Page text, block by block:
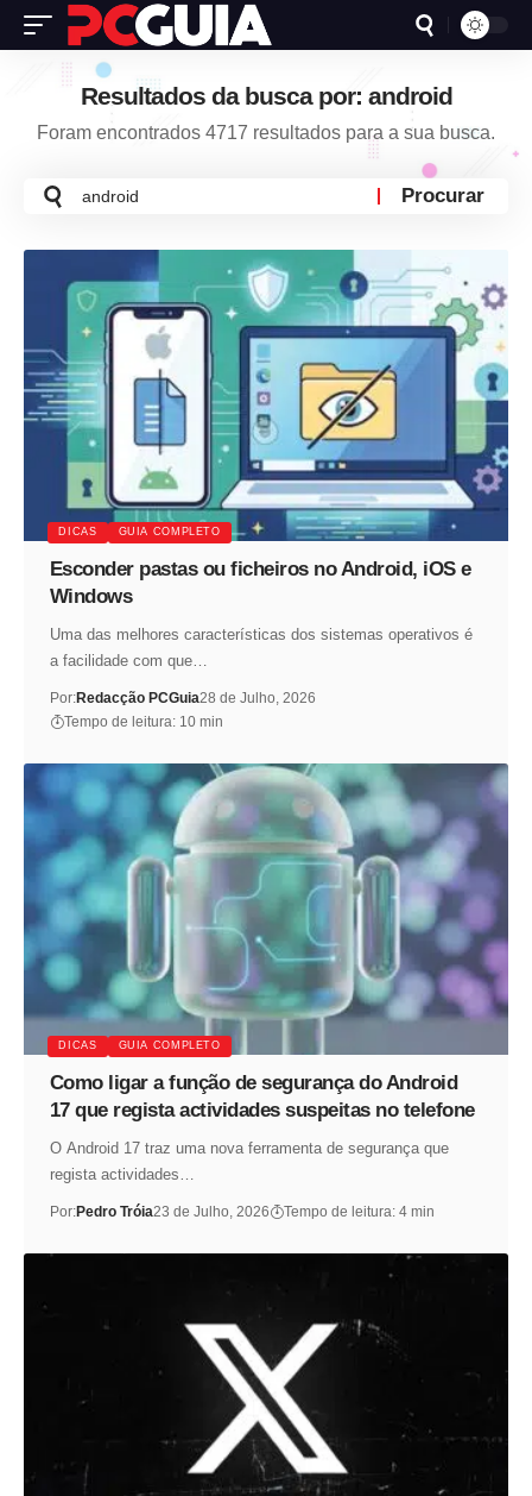
Resultados da busca por: android
Foram encontrados 4717 resultados para a sua busca.
Busca
DICAS GUIA COMPLETO
Esconder pastas ou ficheiros no Android, iOS e
Windows
Uma das melhores características dos sistemas operativos é
a facilidade com que…
Por:Redacção PCGuia28 de Julho, 2026
Tempo de leitura: 10 min
DICAS GUIA COMPLETO
Como ligar a função de segurança do Android
17 que regista actividades suspeitas no telefone
O Android 17 traz uma nova ferramenta de segurança que
regista actividades…
Por:Pedro Tróia23 de Julho, 2026 Tempo de leitura: 4 min